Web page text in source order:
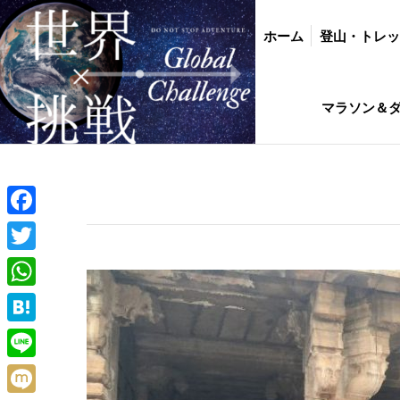
ホーム 登山・トレ
マラソン＆
Facebook
Twitter
WhatsApp
Hatena
Line
ホーム 登山・トレッキング バイク・